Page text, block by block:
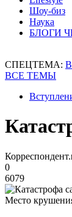
Шоу-биз
Наука
БЛОГИ
СПЕЦТЕМА:
ВСЕ ТЕМЫ
0
6079
Место